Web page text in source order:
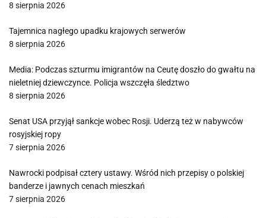
8 sierpnia 2026
Tajemnica nagłego upadku krajowych serwerów
8 sierpnia 2026
Media: Podczas szturmu imigrantów na Ceutę doszło do gwałtu na
nieletniej dziewczynce. Policja wszczęła śledztwo
8 sierpnia 2026
Senat USA przyjął sankcje wobec Rosji. Uderzą też w nabywców
rosyjskiej ropy
7 sierpnia 2026
Nawrocki podpisał cztery ustawy. Wśród nich przepisy o polskiej
banderze i jawnych cenach mieszkań
7 sierpnia 2026